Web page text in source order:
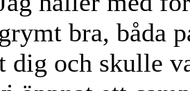
bra, båda
dig och skulle